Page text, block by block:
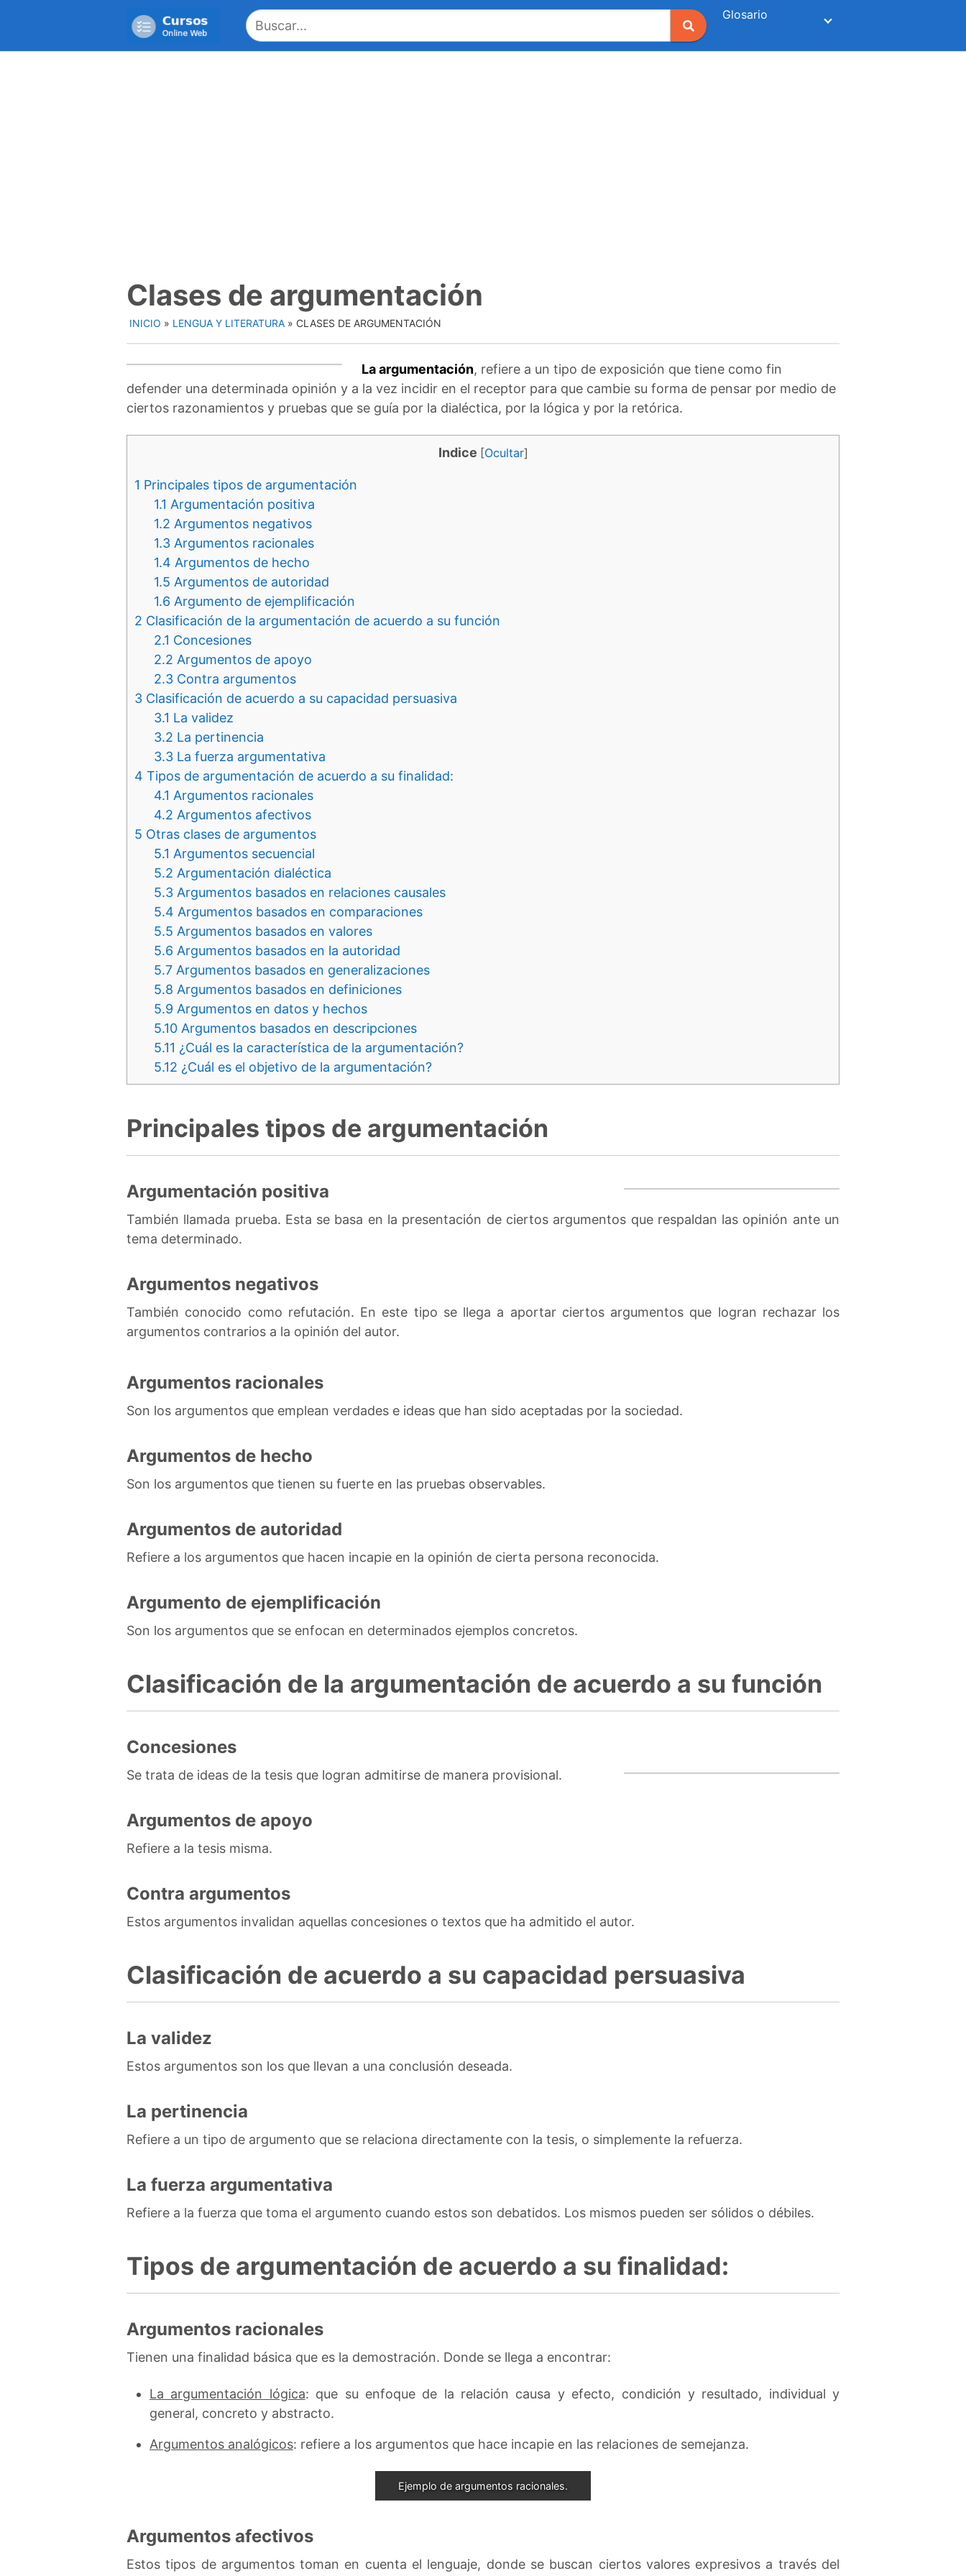
Glosario
Clases de argumentación
INICIO » LENGUA Y LITERATURA » CLASES DE ARGUMENTACIÓN
La argumentación, refiere a un tipo de exposición que tiene como fin
defender una determinada opinión y a la vez incidir en el receptor para que cambie su forma de pensar por medio de
ciertos razonamientos y pruebas que se guía por la dialéctica, por la lógica y por la retórica.
Indice [Ocultar]
1 Principales tipos de argumentación
1.1 Argumentación positiva
1.2 Argumentos negativos
1.3 Argumentos racionales
1.4 Argumentos de hecho
1.5 Argumentos de autoridad
1.6 Argumento de ejemplificación
2 Clasificación de la argumentación de acuerdo a su función
2.1 Concesiones
2.2 Argumentos de apoyo
2.3 Contra argumentos
3 Clasificación de acuerdo a su capacidad persuasiva
3.1 La validez
3.2 La pertinencia
3.3 La fuerza argumentativa
4 Tipos de argumentación de acuerdo a su finalidad:
4.1 Argumentos racionales
4.2 Argumentos afectivos
5 Otras clases de argumentos
5.1 Argumentos secuencial
5.2 Argumentación dialéctica
5.3 Argumentos basados en relaciones causales
5.4 Argumentos basados en comparaciones
5.5 Argumentos basados en valores
5.6 Argumentos basados en la autoridad
5.7 Argumentos basados en generalizaciones
5.8 Argumentos basados en definiciones
5.9 Argumentos en datos y hechos
5.10 Argumentos basados en descripciones
5.11 ¿Cuál es la característica de la argumentación?
5.12 ¿Cuál es el objetivo de la argumentación?
Principales tipos de argumentación
Argumentación positiva
También llamada prueba. Esta se basa en la presentación de ciertos argumentos que respaldan las opinión ante un
tema determinado.
Argumentos negativos
También conocido como refutación. En este tipo se llega a aportar ciertos argumentos que logran rechazar los
argumentos contrarios a la opinión del autor.
Argumentos racionales
Son los argumentos que emplean verdades e ideas que han sido aceptadas por la sociedad.
Argumentos de hecho
Son los argumentos que tienen su fuerte en las pruebas observables.
Argumentos de autoridad
Refiere a los argumentos que hacen incapie en la opinión de cierta persona reconocida.
Argumento de ejemplificación
Son los argumentos que se enfocan en determinados ejemplos concretos.
Clasificación de la argumentación de acuerdo a su función
Concesiones
Se trata de ideas de la tesis que logran admitirse de manera provisional.
Argumentos de apoyo
Refiere a la tesis misma.
Contra argumentos
Estos argumentos invalidan aquellas concesiones o textos que ha admitido el autor.
Clasificación de acuerdo a su capacidad persuasiva
La validez
Estos argumentos son los que llevan a una conclusión deseada.
La pertinencia
Refiere a un tipo de argumento que se relaciona directamente con la tesis, o simplemente la refuerza.
La fuerza argumentativa
Refiere a la fuerza que toma el argumento cuando estos son debatidos. Los mismos pueden ser sólidos o débiles.
Tipos de argumentación de acuerdo a su finalidad:
Argumentos racionales
Tienen una finalidad básica que es la demostración. Donde se llega a encontrar:
La argumentación lógica: que su enfoque de la relación causa y efecto, condición y resultado, individual y
general, concreto y abstracto.
Argumentos analógicos: refiere a los argumentos que hace incapie en las relaciones de semejanza.
Ejemplo de argumentos racionales.
Argumentos afectivos
Estos tipos de argumentos toman en cuenta el lenguaje, donde se buscan ciertos valores expresivos a través del